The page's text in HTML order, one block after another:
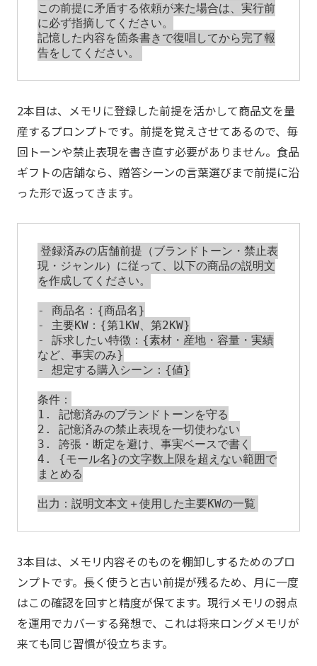
この前提に矛盾する依頼が来た場合は、実行前
に必ず指摘してください。
記憶した内容を箇条書きで復唱してから完了報
2本目は、メモリに登録した前提を活かして商品文を量
産するプロンプトです。前提を覚えさせてあるので、毎
回トーンや禁止表現を書き直す必要がありません。食品
ギフトの店舗なら、贈答シーンの言葉選びまで前提に沿
った形で返ってきます。
登録済みの店舗前提（ブランドトーン・禁止表
現・ジャンル）に従って、以下の商品の説明文
を作成してください。
- 商品名：{商品名}
- 主要KW：{第1KW、第2KW}
- 訴求したい特徴：{素材・産地・容量・実績
など、事実のみ}
- 想定する購入シーン：{値}
条件：
1. 記憶済みのブランドトーンを守る
2. 記憶済みの禁止表現を一切使わない
3. 誇張・断定を避け、事実ベースで書く
4. {モール名}の文字数上限を超えない範囲で
まとめる
3本目は、メモリ内容そのものを棚卸しするためのプロ
ンプトです。長く使うと古い前提が残るため、月に一度
はこの確認を回すと精度が保てます。現行メモリの弱点
を運用でカバーする発想で、これは将来ロングメモリが
来ても同じ習慣が役立ちます。